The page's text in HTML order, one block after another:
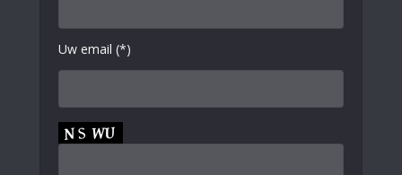
Uw email (*)